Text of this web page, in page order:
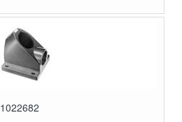
1022682